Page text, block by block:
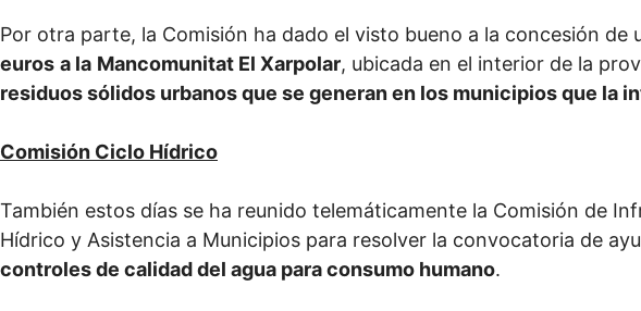
Por otra parte, la Comisión ha dado el visto bueno a la concesión de
euros a la Mancomunitat El Xarpolar, ubicada en el interior de la
residuos sólidos urbanos que se generan en los municipios que la
Comisión Ciclo Hídrico
También estos días se ha reunido telemáticamente la Comisión de
Hídrico y Asistencia a Municipios para resolver la convocatoria de
controles de calidad del agua para consumo humano.